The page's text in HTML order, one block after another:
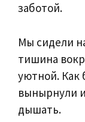
заботой.
Мы сидели
тишина
уютной. Как
вынырнули
дышать.